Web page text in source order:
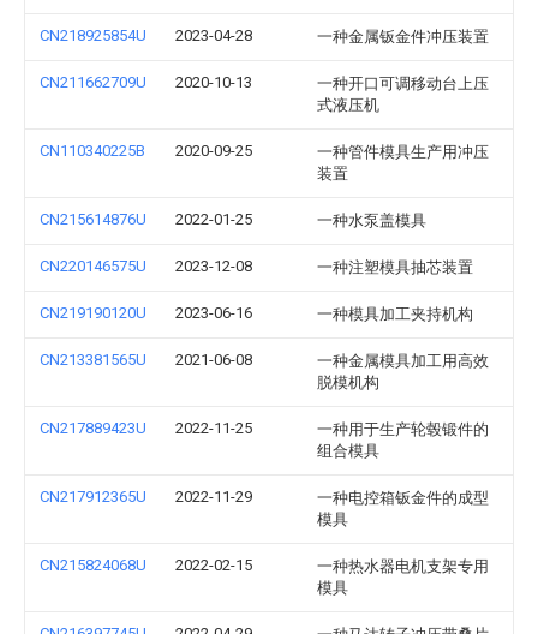
CN218925854U 2023-04-28 一种金属钣金件冲压装置
CN211662709U 2020-10-13
一种开口可调移动台上压
式液压机
CN110340225B 2020-09-25
一种管件模具生产用冲压
装置
CN215614876U 2022-01-25 一种水泵盖模具
CN220146575U 2023-12-08 一种注塑模具抽芯装置
CN219190120U 2023-06-16 一种模具加工夹持机构
CN213381565U 2021-06-08
一种金属模具加工用高效
脱模机构
CN217889423U 2022-11-25
一种用于生产轮毂锻件的
组合模具
CN217912365U 2022-11-29
一种电控箱钣金件的成型
模具
CN215824068U 2022-02-15
一种热水器电机支架专用
模具